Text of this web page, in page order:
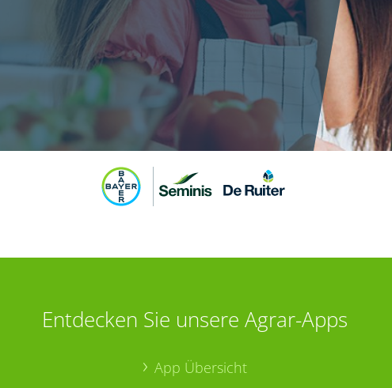
Entdecken Sie unsere Agrar-Apps
App Übersicht